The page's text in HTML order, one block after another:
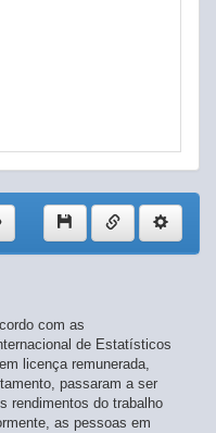
com as
de Estatísticos
licença remunerada,
passaram a ser
rendimentos do trabalho
as pessoas em